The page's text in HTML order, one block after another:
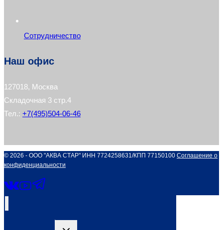
Сотрудничество
Наш офис
127018, Москва
Складочная 3 стр.4
Тел.: +7(495)504-06-46
© 2026 - ООО "АКВА СТАР" ИНН 7724258631/КПП 77150100 Соглашение о
конфиденциальности
Переключить